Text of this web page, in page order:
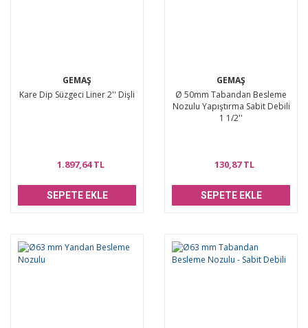
GEMAŞ
Kare Dip Süzgeci Liner 2'' Dişli
1.897,64 TL
SEPETE EKLE
GEMAŞ
Ø 50mm Tabandan Besleme
Nozulu Yapıştırma Sabit Debili
1 1/2''
130,87 TL
SEPETE EKLE